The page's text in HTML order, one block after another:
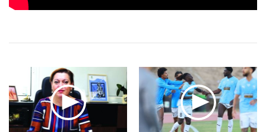
Αθλητισμός
Ελλάδα
Κληρώσεις Allwyn
Οικονομική
Οικονομία
Geek
Κινητά-tablets
Αυτοκίνηση
Αφιερώματα
Πολιτική